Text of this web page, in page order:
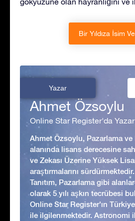
Bir Yıldıza İsim
Yazar
Ahmet Özsoylu
Online Star Register'da Yazar
Ahmet Özsoylu, Pazarlama ve
alanında lisans derecesine
ve Zekası Üzerine Yüksek
araştırmalarını
Tanıtım, Pazarlama gibi
olarak 5 yılı aşkın tecrübesi
Online Star Register'ın
ile ilgilenmektedir. Astronomi